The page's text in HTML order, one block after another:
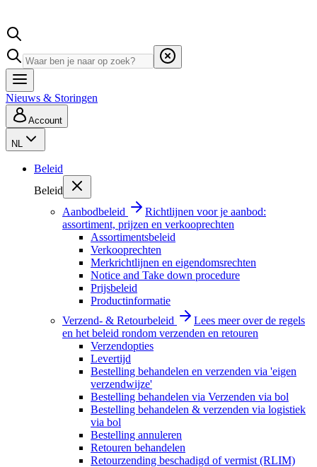
Nieuws & Storingen
Account
NL
Beleid
Beleid
Aanbodbeleid
Richtlijnen voor je aanbod:
assortiment, prijzen en verkooprechten
Assortimentsbeleid
Verkooprechten
Merkrichtlijnen en eigendomsrechten
Notice and Take down procedure
Prijsbeleid
Productinformatie
Verzend- & Retourbeleid
Lees meer over de regels
en het beleid rondom verzenden en retouren
Verzendopties
Levertijd
Bestelling behandelen en verzenden via 'eigen
verzendwijze'
Bestelling behandelen via Verzenden via bol
Bestelling behandelen & verzenden via logistiek
via bol
Bestelling annuleren
Retouren behandelen
Retourzending beschadigd of vermist (RLIM)